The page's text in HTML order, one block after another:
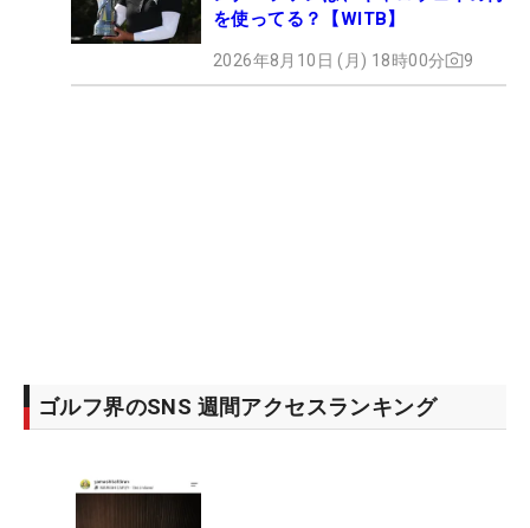
を使ってる？【WITB】
2026年8月10日 (月) 18時00分 9
ゴルフ界のSNS 週間アクセスランキング